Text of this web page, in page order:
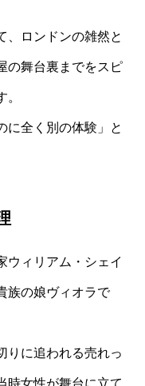
、ロンドンの雑然と
の舞台裏までをスピ
に全く別の体験」と
ウィリアム・シェイ
族の娘ヴィオラで
りに追われる売れっ
時女性が舞台に立て